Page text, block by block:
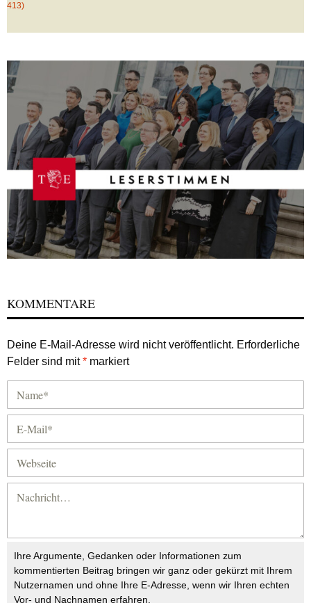
413)
KOMMENTARE
Deine E-Mail-Adresse wird nicht veröffentlicht. Erforderliche
Felder sind mit* markiert
Ihre Argumente, Gedanken oder Informationen zum
kommentierten Beitrag bringen wir ganz oder gekürzt mit Ihrem
Nutzernamen und ohne Ihre E-Adresse, wenn wir Ihren echten
Vor- und Nachnamen erfahren.